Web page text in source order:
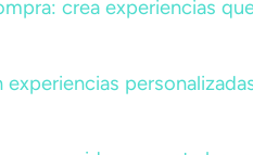
crea experiencias